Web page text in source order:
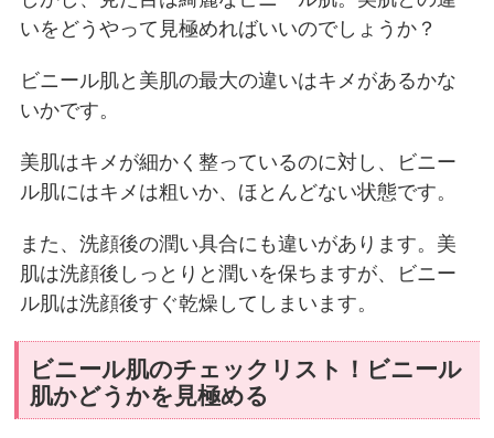
いをどうやって見極めればいいのでしょうか？
ビニール肌と美肌の最大の違いはキメがあるかな
いかです。
美肌はキメが細かく整っているのに対し、ビニー
ル肌にはキメは粗いか、ほとんどない状態です。
また、洗顔後の潤い具合にも違いがあります。美
肌は洗顔後しっとりと潤いを保ちますが、ビニー
ル肌は洗顔後すぐ乾燥してしまいます。
ビニール肌のチェックリスト！ビニール
肌かどうかを見極める